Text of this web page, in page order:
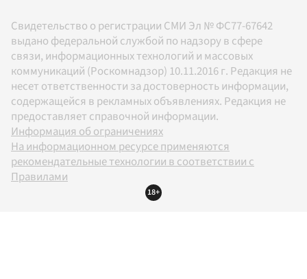
Свидетельство о регистрации СМИ Эл № ФС77-67642
выдано федеральной службой по надзору в сфере
связи, информационных технологий и массовых
коммуникаций (Роскомнадзор) 10.11.2016 г. Редакция не
несет ответственности за достоверность информации,
содержащейся в рекламных объявлениях. Редакция не
предоставляет справочной информации.
Информация об ограничениях
На информационном ресурсе применяются
рекомендательные технологии в соответствии с
Правилами
18+